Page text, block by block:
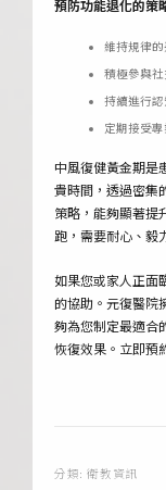
預防功能退化的策
維持規律
積極參與
持續進行
定期接受
中風復健黃金期是
貴時間，透過密集
策略，能夠顯著提
跑，需要耐心、毅
如果您或家人正面
的協助。元復醫院
夠為您制定最適合
恢復效果。立即預
分類:衛教資訊